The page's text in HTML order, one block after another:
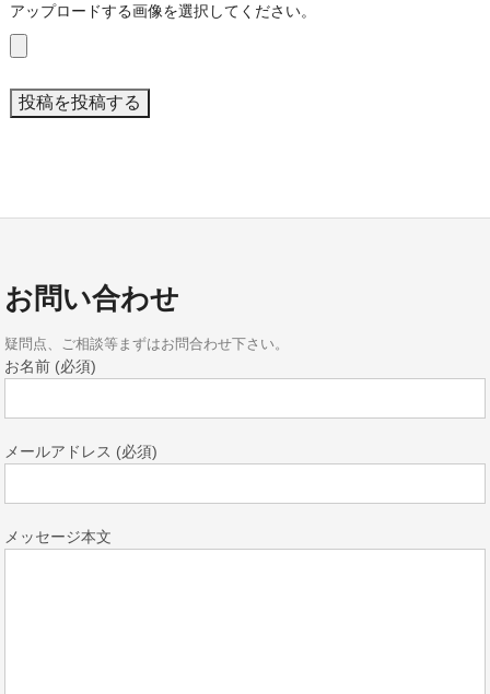
アップロードする画像を選択してください。
お問い合わせ
疑問点、ご相談等まずはお問合わせ下さい。
お名前 (必須)
メールアドレス (必須)
メッセージ本文